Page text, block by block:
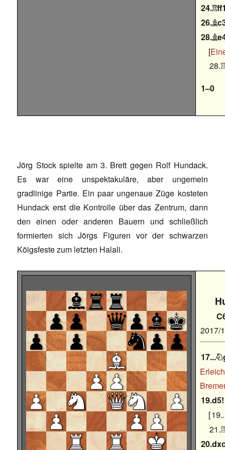
24.
26.
28.
28.
1–0
Jörg Stock spielte am 3. Brett gegen Rolf Hundack.
Es war eine unspektakuläre, aber ungemein
gradlinige Partie. Ein paar ungenaue Züge kosteten
Hundack erst die Kontrolle über das Zentrum, dann
den einen oder anderen Bauern und schließlich
formierten sich Jörgs Figuren vor der schwarzen
Köigsfeste zum letzten Halali.
2017/
17...
19.d5!
21.